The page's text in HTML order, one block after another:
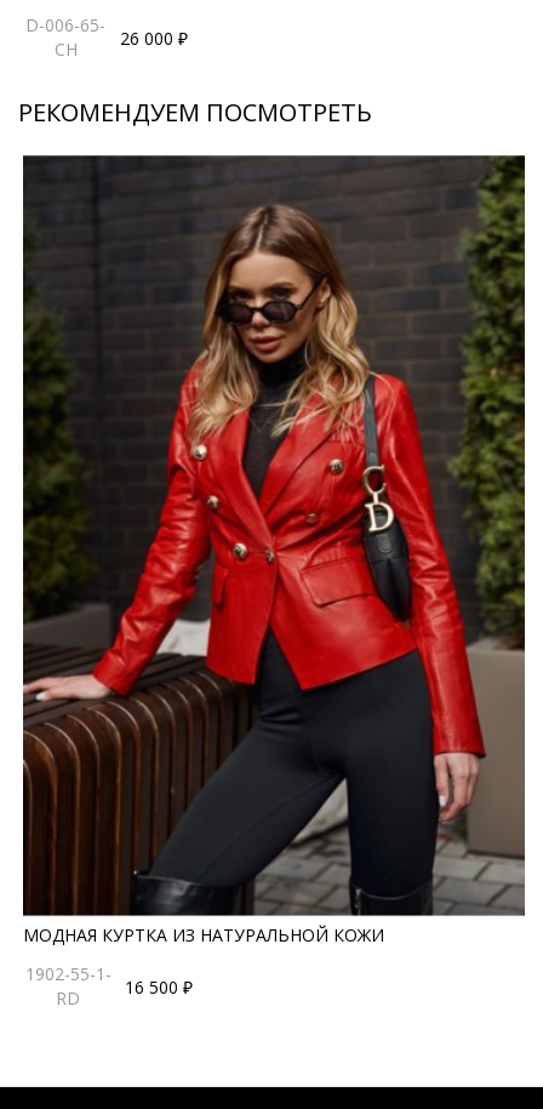
D-006-65-
CH
26 000 ₽
РЕКОМЕНДУЕМ ПОСМОТРЕТЬ
МОДНАЯ КУРТКА ИЗ НАТУРАЛЬНОЙ КОЖИ
1902-55-1-
RD
16 500 ₽